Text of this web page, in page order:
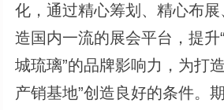
化，通过精心筹划、精心布
造国内一流的展会平台，提升
城琉璃”的品牌影响力，为打
产销基地”创造良好的条件。